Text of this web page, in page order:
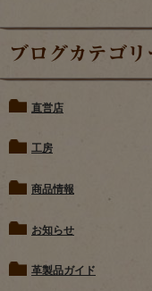
ブログカテゴリ
直営店
工房
商品情報
お知らせ
革製品ガイド